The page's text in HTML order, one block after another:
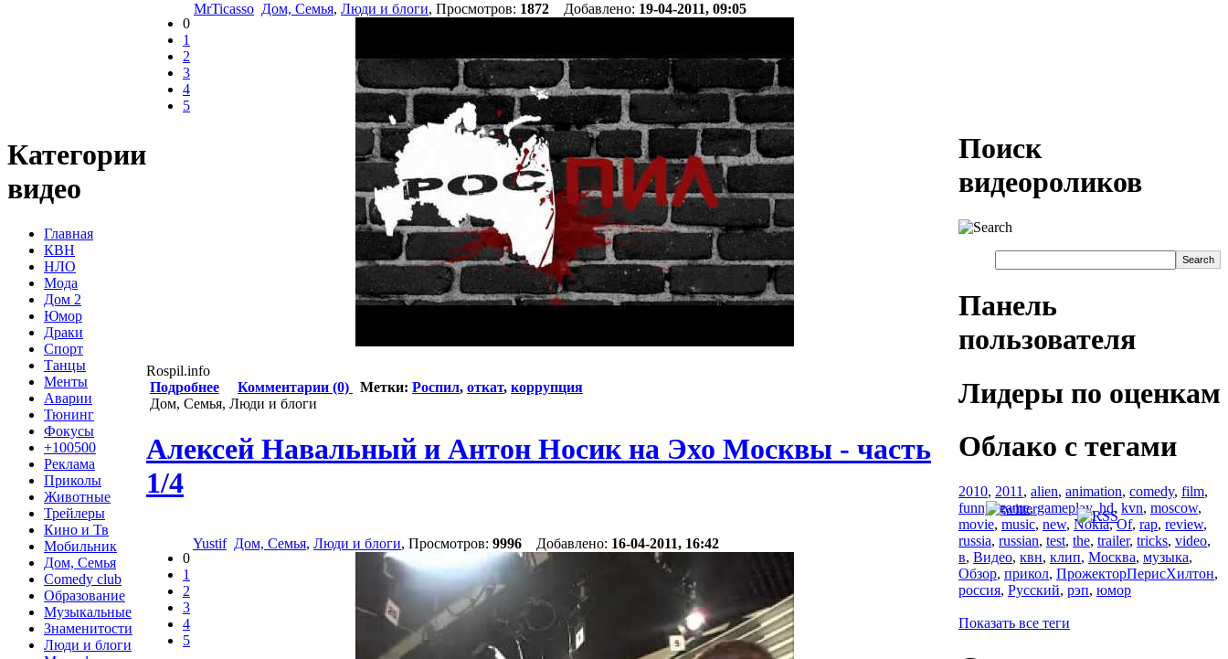
Категории
видео
Главная
КВН
НЛО
Мода
Дом 2
Юмор
Драки
Спорт
Танцы
Менты
Аварии
Тюнинг
Фокусы
+100500
Реклама
Приколы
Животные
Трейлеры
Кино и Тв
Мобильник
Дом, Семья
Comedy club
Образование
Музыкальные
Знаменитости
Люди и блоги
0
1
2
3
4
5
MrTicasso Дом, Семья, Люди и блоги, Просмотров: 1872 Добавлено: 19-04-2011, 09:05
Rospil.info
Подробнее
Комментарии (0) Метки: Роспил, откат, коррупция
Дом, Семья, Люди и блоги
Алексей Навальный и Антон Носик на Эхо Москвы - часть
1/4
0
1
2
3
4
5
Yustif Дом, Семья, Люди и блоги, Просмотров: 9996 Добавлено: 16-04-2011, 16:42
Поиск
видеороликов
Панель
пользователя
Лидеры по оценкам
Облако с тегами
2010, 2011 , alien, animation, comedy, film,
funny,game,gameplay,hd, kvn, moscow,
movie, music, new, Nokia,Of, rap, review,
russia, russian, test, the, trailer, tricks, video,
в, Видео, квн, клип, Москва, музыка,
Обзор, прикол, ПрожекторПерисХилтон,
россия, Русский, рэп, юмор
Показать все теги